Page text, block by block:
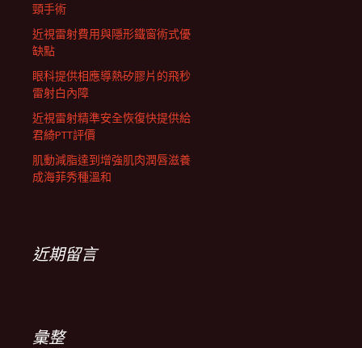
頸手術
近視雷射費用與隱形鐵窗術式優
缺點
眼科提供相應導熱矽膠片的飛秒
雷射白內障
近視雷射精準安全恢復快提供給
君綺PTT評價
肌動減脂達到增強肌肉潤唇滋養
成海菲秀種溫和
近期留言
彙整